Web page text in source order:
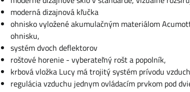
moderná dizajnová kľučka
ohnisko vyložené akumulačným materiálom
ohnisku,
systém dvoch deflektorov
roštové horenie - vyberateľný rošt a popolník,
krbová vložka Lucy má trojitý systém prívodu
regulácia vzduchu jednym ovládacím prvkom pod